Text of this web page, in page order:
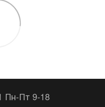
Пн-Пт 9-18